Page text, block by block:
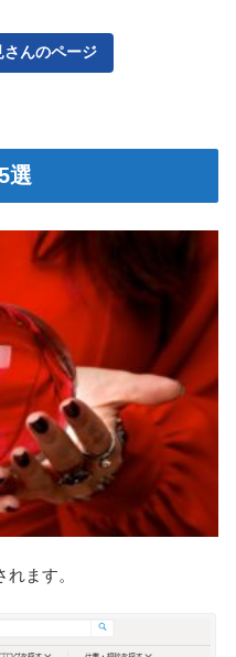
さんのページ
選
ます。